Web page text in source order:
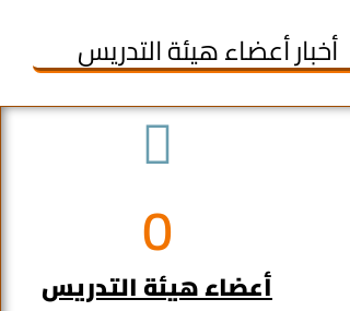
أخبار أعضاء هيئة التدريس
أعضاء هيئة التدريس
0